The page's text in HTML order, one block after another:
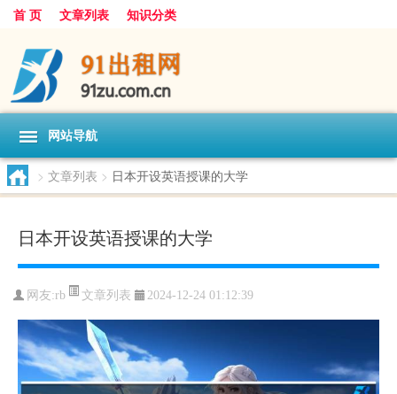
首 页 文章列表 知识分类
网站导航
> 文章列表 > 日本开设英语授课的大学
日本开设英语授课的大学
网友:rb 文章列表 2024-12-24 01:12:39